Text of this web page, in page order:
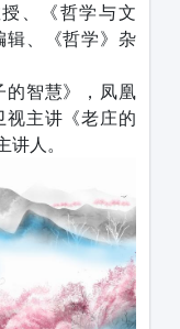
、《哲学与文
辑、《哲学》杂
的智慧》，凤凰
视主讲《老庄的
人。